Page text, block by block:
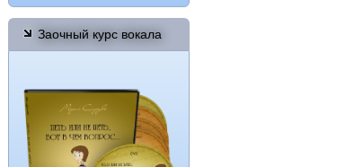
Заочный курс вокала